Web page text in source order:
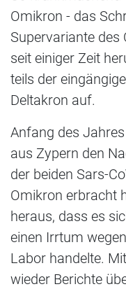
Omikron - das
Supervariante des
seit einiger Zeit
teils der
Deltakron auf.
Anfang des
aus Zypern den
der beiden Sars-
Omikron erbracht
heraus, dass es
einen Irrtum
Labor handelte.
wieder Berichte